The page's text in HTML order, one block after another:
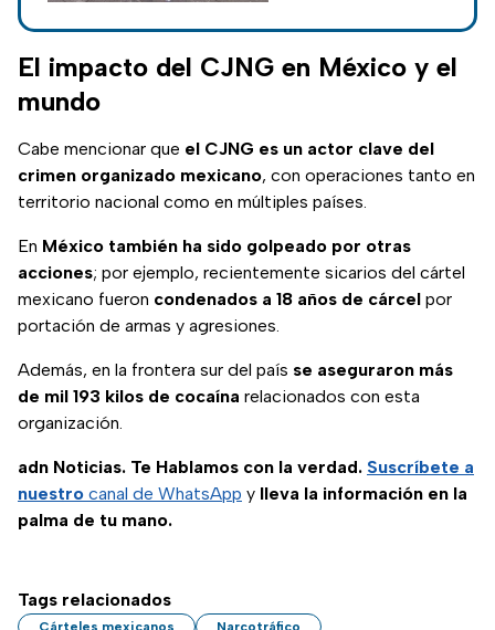
escondió en Europa
mientras ordenaba
asesinatos en
El impacto del CJNG en México y el
mundo
Cabe mencionar que el CJNG es un actor clave del
crimen organizado mexicano, con operaciones tanto en
territorio nacional como en múltiples países.
En México también ha sido golpeado por otras
acciones; por ejemplo, recientemente sicarios del cártel
mexicano fueron condenados a 18 años de cárcel por
portación de armas y agresiones.
Además, en la frontera sur del país se aseguraron más
de mil 193 kilos de cocaína relacionados con esta
organización.
adn Noticias. Te Hablamos con la verdad. Suscríbete a
nuestro canal de WhatsApp y lleva la información en la
palma de tu mano.
Tags relacionados
Cárteles mexicanos Narcotráfico